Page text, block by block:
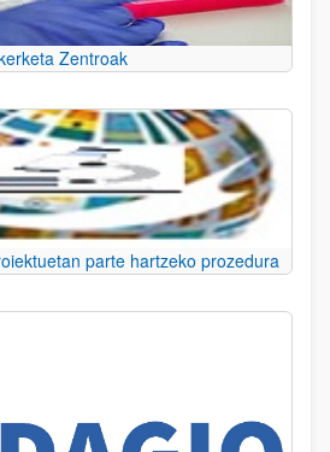
Zentroak
parte hartzeko prozedura